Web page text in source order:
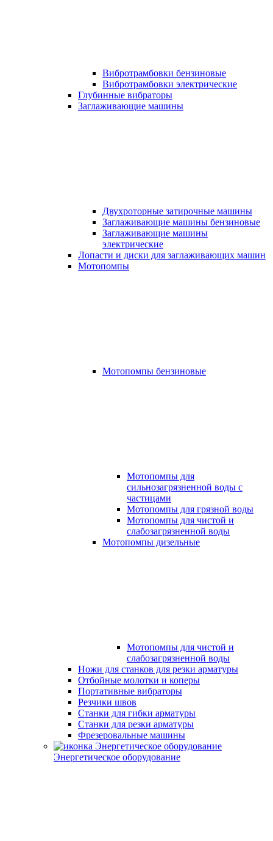
Вибротрамбовки бензиновые
Вибротрамбовки электрические
Глубинные вибраторы
Заглаживающие машины
Двухроторные затирочные машины
Заглаживающие машины бензиновые
Заглаживающие машины
электрические
Лопасти и диски для заглаживающих машин
Мотопомпы
Мотопомпы бензиновые
Мотопомпы для
сильнозагрязненной воды с
частицами
Мотопомпы для грязной воды
Мотопомпы для чистой и
слабозагрязненной воды
Мотопомпы дизельные
Мотопомпы для чистой и
слабозагрязненной воды
Ножи для станков для резки арматуры
Отбойные молотки и коперы
Портативные вибраторы
Резчики швов
Станки для гибки арматуры
Станки для резки арматуры
Фрезеровальные машины
Энергетическое оборудование